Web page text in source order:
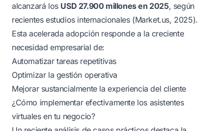
alcanzará los USD 27.900 millones en 2025, según
recientes estudios internacionales (Market.us, 2025).
Esta acelerada adopción responde a la creciente
necesidad empresarial de:
Automatizar tareas repetitivas
Optimizar la gestión operativa
Mejorar sustancialmente la experiencia del cliente
¿Cómo implementar efectivamente los asistentes
virtuales en tu negocio?